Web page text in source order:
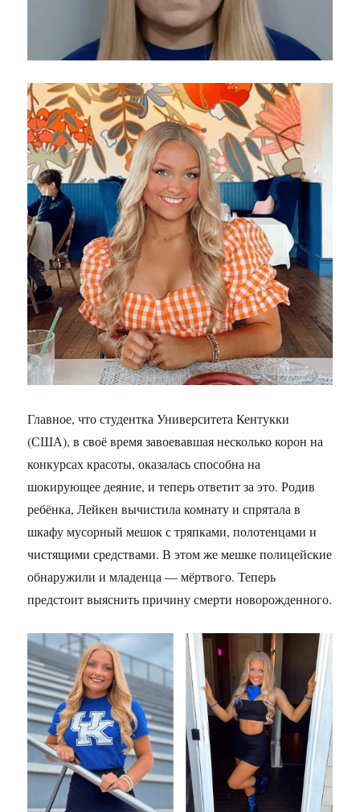
Главное, что студентка Университета Кентукки
(США), в своё время завоевавшая несколько корон на
конкурсах красоты, оказалась способна на
шокирующее деяние, и теперь ответит за это. Родив
ребёнка, Лейкен вычистила комнату и спрятала в
шкафу мусорный мешок с тряпками, полотенцами и
чистящими средствами. В этом же мешке полицейские
обнаружили и младенца — мёртвого. Теперь
предстоит выяснить причину смерти новорожденного.